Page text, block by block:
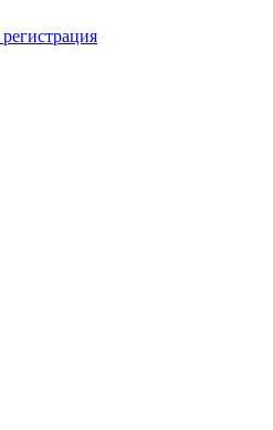
регистрация